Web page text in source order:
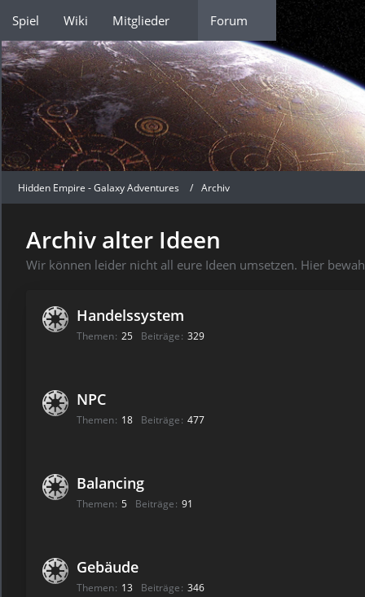
Spiel Wiki Mitglieder Forum
Hidden Empire - Galaxy Adventures Archiv
Archiv alter Ideen
Wir können leider nicht all eure Ideen umsetzen. Hier
Handelssystem
Themen 25 Beiträge 329
NPC
Themen 18 Beiträge 477
Balancing
Themen 5 Beiträge 91
Gebäude
Themen 13 Beiträge 346